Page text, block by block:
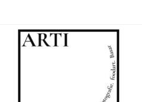
springen